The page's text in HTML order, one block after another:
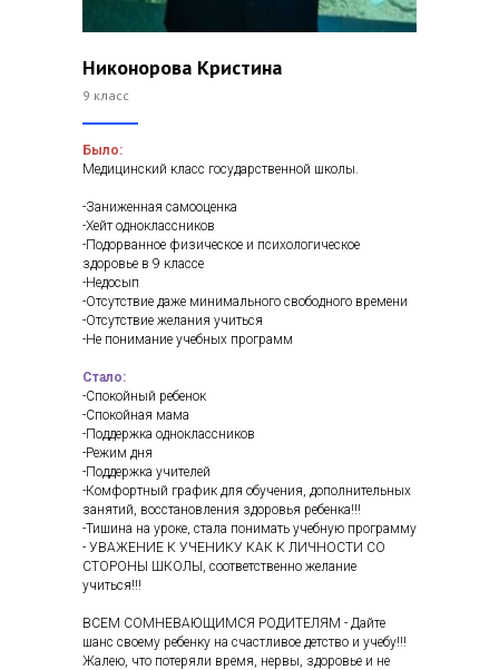
Никонорова Кристина
9 класс
Было:
Медицинский класс государственной школы.
-Заниженная самооценка
-Хейт одноклассников
-Подорванное физическое и психологическое
здоровье в 9 классе
-Недосып
-Отсутствие даже минимального свободного времени
-Отсутствие желания учиться
-Не понимание учебных программ
Стало:
-Cпокойный ребенок
-Спокойная мама
-Поддержка одноклассников
-Режим дня
-Поддержка учителей
-Комфортный график для обучения, дополнительных
занятий, восстановления здоровья ребенка!!!
-Тишина на уроке, стала понимать учебную программу
- УВАЖЕНИЕ К УЧЕНИКУ КАК К ЛИЧНОСТИ СО
СТОРОНЫ ШКОЛЫ, соответственно желание
учиться!!!
ВСЕМ СОМНЕВАЮЩИМСЯ РОДИТЕЛЯМ - Дайте
шанс своему ребенку на счастливое детство и учебу!!!
Жалею, что потеряли время, нервы, здоровье и не